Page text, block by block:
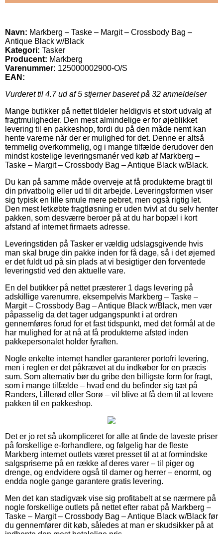
Navn: Markberg – Taske – Margit – Crossbody Bag –
Antique Black w/Black
Kategori: Tasker
Producent: Markberg
Varenummer: 125000002900-O/S
EAN:
Vurderet til 4.7ud af 5 stjerner baseret på 32 anmeldelser
Mange butikker på nettet tildeler heldigvis et stort udvalg af
fragtmuligheder. Den mest almindelige er for øjeblikket
levering til en pakkeshop, fordi du på den måde nemt kan
hente varerne når der er mulighed for det. Denne er altså
temmelig overkommelig, og i mange tilfælde derudover den
mindst kostelige leveringsmanér ved køb af Markberg –
Taske – Margit – Crossbody Bag – Antique Black w/Black.
Du kan på samme måde overveje at få produkterne bragt til
din privatbolig eller ud til dit arbejde. Leveringsformen viser
sig typisk en lille smule mere pebret, men også rigtig let.
Den mest letkøbte fragtløsning er uden tvivl at du selv henter
pakken, som desværre beroer på at du har bopæl i kort
afstand af internet firmaets adresse.
Leveringstiden på Tasker er vældig udslagsgivende hvis
man skal bruge din pakke inden for få dage, så i det øjemed
er det fuldt ud på sin plads at vi besigtiger den forventede
leveringstid ved den aktuelle vare.
En del butikker på nettet præsterer 1 dags levering på
adskillige varenumre, eksempelvis Markberg – Taske –
Margit – Crossbody Bag – Antique Black w/Black, men vær
påpasselig da det tager udgangspunkt i at ordren
gennemføres forud for et fast tidspunkt, med det formål at de
har mulighed for at nå at få produkterne afsted inden
pakkepersonalet holder fyraften.
Nogle enkelte internet handler garanterer portofri levering,
men i reglen er det påkrævet at du indkøber for en præcis
sum. Som alternativ bør du gribe den billigste form for fragt,
som i mange tilfælde – hvad end du befinder sig tæt på
Randers, Lillerød eller Sorø – vil blive at få dem til at levere
pakken til en pakkeshop.
Det er jo ret så ukompliceret for alle at finde de laveste priser
på forskellige e-forhandlere, og følgelig har de fleste
Markberg internet outlets været presset til at at formindske
salgspriserne på en række af deres varer – til piger og
drenge, og endvidere også til damer og herrer – enormt, og
endda nogle gange garantere gratis levering.
Men det kan stadigvæk vise sig profitabelt at se nærmere på
nogle forskellige outlets på nettet efter rabat på Markberg –
Taske – Margit – Crossbody Bag – Antique Black w/Black før
du gennemfører dit køb, således at man er skudsikker på at